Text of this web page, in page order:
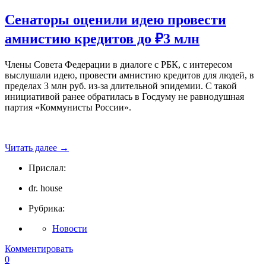
Сенаторы оценили идею провести
амнистию кредитов до ₽3 млн
Члены Совета Федерации в диалоге с РБК, с интересом
выслушали идею, провести амнистию кредитов для людей, в
пределах 3 млн руб. из-за длительной эпидемии. С такой
инициативой ранее обратилась в Госдуму не равнодушная
партия «Коммунисты России».
Читать далее →
Прислал:
dr. house
Рубрика:
Новости
Комментировать
0